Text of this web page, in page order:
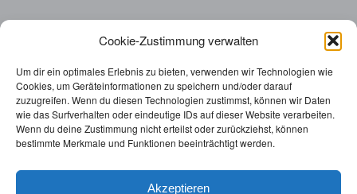
Cookie-Zustimmung verwalten
Um dir ein optimales Erlebnis zu bieten, verwenden wir Technologien wie
Cookies, um Geräteinformationen zu speichern und/oder darauf
zuzugreifen. Wenn du diesen Technologien zustimmst, können wir Daten
wie das Surfverhalten oder eindeutige IDs auf dieser Website verarbeiten.
Wenn du deine Zustimmung nicht erteilst oder zurückziehst, können
bestimmte Merkmale und Funktionen beeinträchtigt werden.
Akzeptieren
Telefon:
0676814287655
sekretariat@drbolz.at
ORDINATIONSZEITEN
Telefonische Terminvereinbarung: Montag – Freitag von